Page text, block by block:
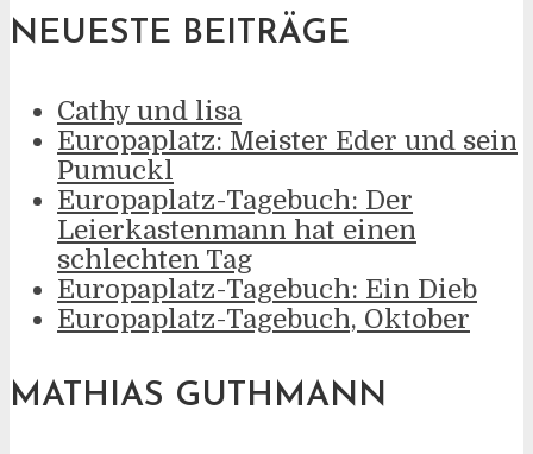
NEUESTE BEITRÄGE
Cathy und lisa
Europaplatz: Meister Eder und sein
Pumuckl
Europaplatz-Tagebuch: Der
Leierkastenmann hat einen
schlechten Tag
Europaplatz-Tagebuch: Ein Dieb
Europaplatz-Tagebuch, Oktober
MATHIAS GUTHMANN